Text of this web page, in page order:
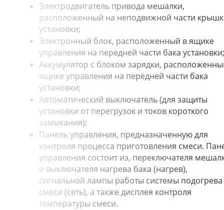
Электродвигатель привода мешалки,
расположенный на неподвижной части
установки;
Электронный блок, расположенный в ящике
управления на передней части бака установки;
Аккумулятор с блоком зарядки,
ящике управления на передней части бака
установки;
Автоматический выключатель (для защиты
установки от перегрузок и токов короткого
замыкания);
Панель управления, предназначенную для
контроля процесса приготовления смеси.
управления состоит из, переключателя
и выключателя нагрева бака (нагрев),
сигнальной лампы работы системы подогрева
смеси (сеть), а также дисплея контроля
температуры смеси.